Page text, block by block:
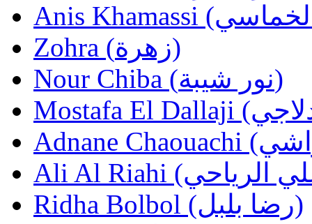
Zohra (زهرة)
Nour Chiba (نور شيبة)
Ridha Bolbol (رضا بلبل)